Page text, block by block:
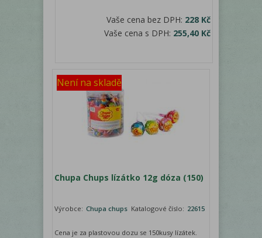
Vaše cena bez DPH: 228 Kč
Vaše cena s DPH: 255,40 Kč
Není na skladě
Chupa Chups lízátko 12g dóza (150)
Výrobce: Chupa chups Katalogové číslo: 22615
Cena je za plastovou dozu se 150kusy lízátek.